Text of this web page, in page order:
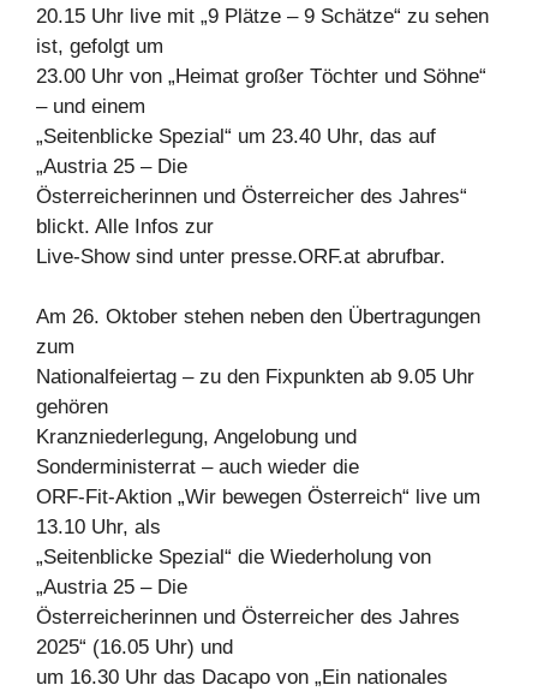
20.15 Uhr live mit „9 Plätze – 9 Schätze“ zu sehen
ist, gefolgt um
23.00 Uhr von „Heimat großer Töchter und Söhne“
– und einem
„Seitenblicke Spezial“ um 23.40 Uhr, das auf
„Austria 25 – Die
Österreicherinnen und Österreicher des Jahres“
blickt. Alle Infos zur
Live-Show sind unter presse.ORF.at abrufbar.
Am 26. Oktober stehen neben den Übertragungen
zum
Nationalfeiertag – zu den Fixpunkten ab 9.05 Uhr
gehören
Kranzniederlegung, Angelobung und
Sonderministerrat – auch wieder die
ORF-Fit-Aktion „Wir bewegen Österreich“ live um
13.10 Uhr, als
„Seitenblicke Spezial“ die Wiederholung von
„Austria 25 – Die
Österreicherinnen und Österreicher des Jahres
2025“ (16.05 Uhr) und
um 16.30 Uhr das Dacapo von „Ein nationales